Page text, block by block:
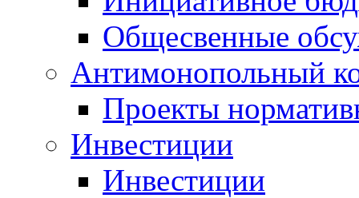
Общесвенные
Антимонопольный
Проекты
Инвестиции
Инвестиции